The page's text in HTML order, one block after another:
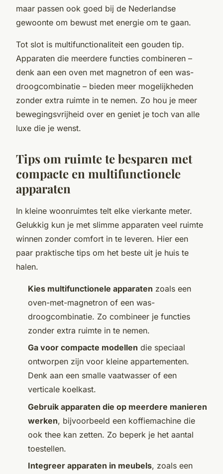
maar passen ook goed bij de Nederlandse
gewoonte om bewust met energie om te gaan.
Tot slot is multifunctionaliteit een gouden tip.
Apparaten die meerdere functies combineren –
denk aan een oven met magnetron of een was-
droogcombinatie – bieden meer mogelijkheden
zonder extra ruimte in te nemen. Zo hou je meer
bewegingsvrijheid over en geniet je toch van alle
luxe die je wenst.
Tips om ruimte te besparen met
compacte en multifunctionele
apparaten
In kleine woonruimtes telt elke vierkante meter.
Gelukkig kun je met slimme apparaten veel ruimte
winnen zonder comfort in te leveren. Hier een
paar praktische tips om het beste uit je huis te
halen.
Kies multifunctionele apparaten zoals een
oven-met-magnetron of een was-
droogcombinatie. Zo combineer je functies
zonder extra ruimte in te nemen.
Ga voor compacte modellen die speciaal
ontworpen zijn voor kleine appartementen.
Denk aan een smalle vaatwasser of een
verticale koelkast.
Gebruik apparaten die op meerdere manieren
werken, bijvoorbeeld een koffiemachine die
ook thee kan zetten. Zo beperk je het aantal
toestellen.
Integreer apparaten in meubels, zoals een